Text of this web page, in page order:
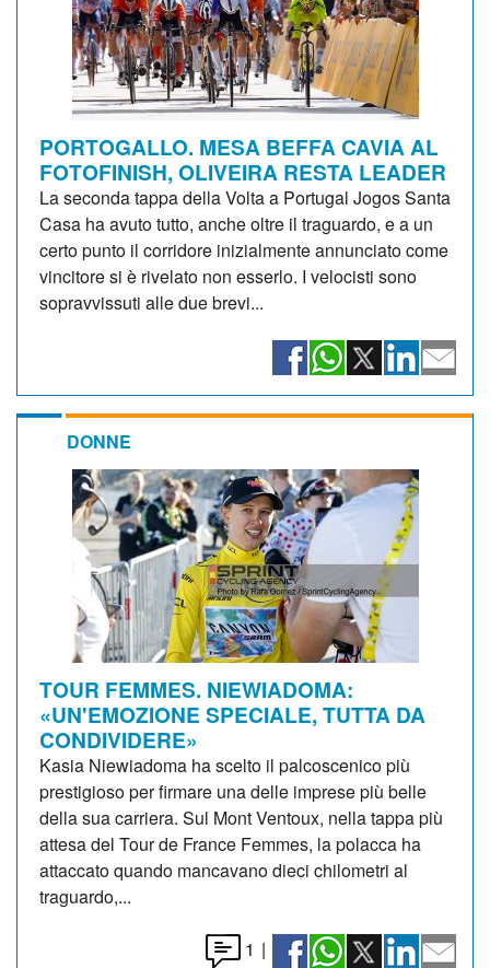
PORTOGALLO. MESA BEFFA CAVIA AL
FOTOFINISH, OLIVEIRA RESTA LEADER
La seconda tappa della Volta a Portugal Jogos Santa
Casa ha avuto tutto, anche oltre il traguardo, e a un
certo punto il corridore inizialmente annunciato come
vincitore si è rivelato non esserlo. I velocisti sono
sopravvissuti alle due brevi...
DONNE
TOUR FEMMES. NIEWIADOMA:
«UN'EMOZIONE SPECIALE, TUTTA DA
CONDIVIDERE»
Kasia Niewiadoma ha scelto il palcoscenico più
prestigioso per firmare una delle imprese più belle
della sua carriera. Sul Mont Ventoux, nella tappa più
attesa del Tour de France Femmes, la polacca ha
attaccato quando mancavano dieci chilometri al
traguardo,...
1 |